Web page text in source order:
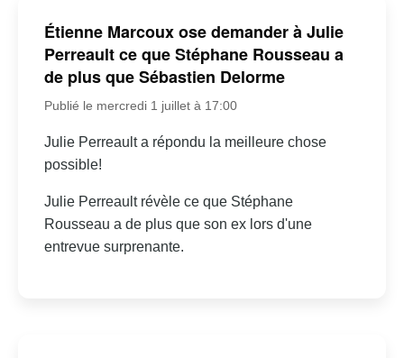
Étienne Marcoux ose demander à Julie
Perreault ce que Stéphane Rousseau a
de plus que Sébastien Delorme
Publié le mercredi 1 juillet à 17:00
Julie Perreault a répondu la meilleure chose
possible!
Julie Perreault révèle ce que Stéphane
Rousseau a de plus que son ex lors d'une
entrevue surprenante.